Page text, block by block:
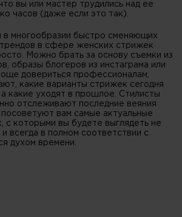
вы или мастер трудились над ее
часов (даже если это так).
в многообразии быстро сменяющих
трендов в сфере женских стрижек
Можно брать за основу съемки из
образы блогеров из инстаграма или
довериться профессионалам,
какие варианты стрижек сегодня
а какие уходят в прошлое. Стилисты
отслеживают последние веяния
вам самые актуальные
с которыми вы будете выглядеть не
всегда в полном соответствии с
духом времени.